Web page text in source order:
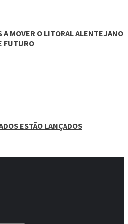
A MOVER O LITORAL ALENTEJANO
FUTURO
ESTÃO LANÇADOS